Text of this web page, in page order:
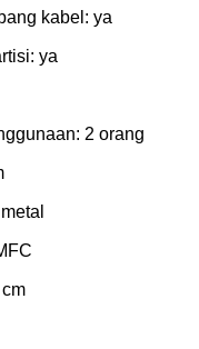
kаbеl: уа
ya
2 оrаng